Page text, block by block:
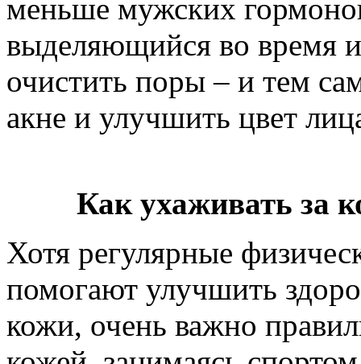
меньше мужских
выделяющийся во время
очистить поры – и тем
акне и улучшить цвет
Как ухаживать за
Хотя регулярные
помогают улучшить
кожи, очень важно